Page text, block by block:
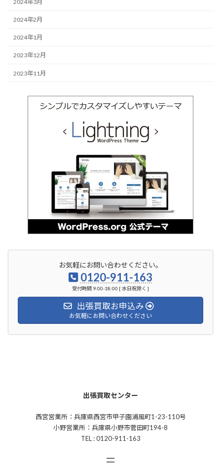
2024年3月
2024年2月
2024年1月
2023年12月
2023年11月
お気軽にお問い合わせください。
0120-911-163
受付時間 9:00-18:00 [ 水日祝除く ]
出張買取お申込み
お気軽にお問い合わせください
出張買取センター
西宮営業所：兵庫県西宮市甲子園浦風町1-23-110号
小野営業所：兵庫県小野市菅田町194-8
TEL : 0120-911-163